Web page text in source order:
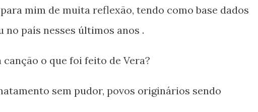
mim de muita reflexão, tendo como base dados
no país nesses últimos anos .
o que foi feito de Vera?
sem pudor, povos originários sendo